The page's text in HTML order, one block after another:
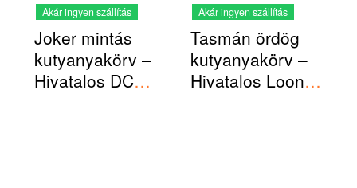
Akár ingyen szállítás
Joker mintás
kutyanyakörv –
Hivatalos DC
Akár ingyen szállítás
Tasmán ördög
kutyanyakörv –
Hivatalos Looney